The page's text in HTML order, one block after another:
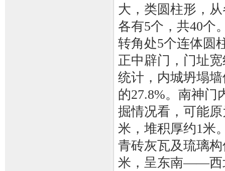
大，类圆柱形，
各有5个，共40个
转角处5个连体圆
正中辟门，门址
统计，内城坍塌
的27.8%。南神门
掘情况看，可能
米，堆积厚约1米
青砖灰瓦及琉璃
米，呈东南——西